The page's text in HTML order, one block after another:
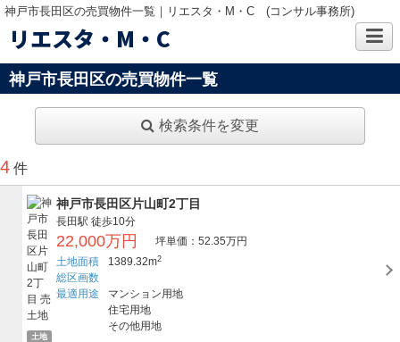
神戸市長田区の売買物件一覧｜リエスタ・M・C (コンサル事務所)
リエスタ・M・C
神戸市長田区の売買物件一覧
検索条件を変更
4 件
土地
神戸市長田区片山町2丁目
長田駅 徒歩10分
22,000万円
坪単価：52.35万円
土地面積
1389.32m2
総区画数
最適用途
マンション用地
住宅用地
その他用地